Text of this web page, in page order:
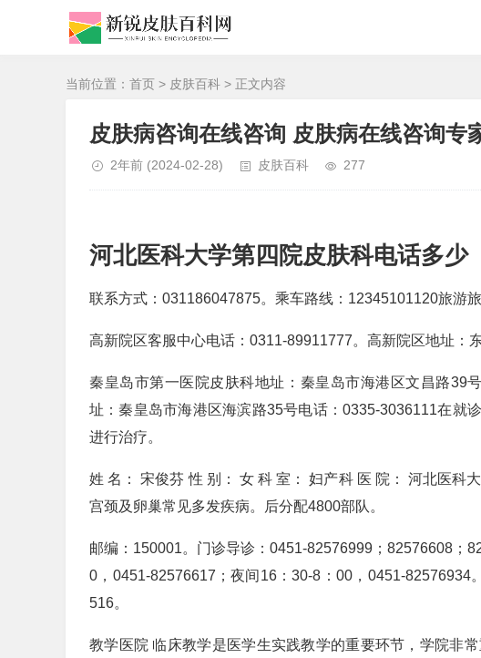
当前位置： 首页 > 皮肤百科 > 正文内容
皮肤病咨询在线咨询 皮肤病在线咨询专
2年前 (2024-02-28) 皮肤百科 277
河北医科大学第四院皮肤科电话多少
联系方式：031186047875。乘车路线：12345101120旅游
高新院区客服中心电话：0311-89911777。高新院区地址：
秦皇岛市第一医院皮肤科地址：秦皇岛市海港区文昌路39
址：秦皇岛市海港区海滨路35号电话：0335-3036111在就
进行治疗。
姓 名： 宋俊芬 性 别： 女 科 室： 妇产科 医 院： 河北医科
宫颈及卵巢常见多发疾病。后分配4800部队。
邮编：150001。门诊导诊：0451-82576999；82576608；
0，0451-82576617；夜间16：30-8：00，0451-
516。
教学医院 临床教学是医学生实践教学的重要环节，学院非